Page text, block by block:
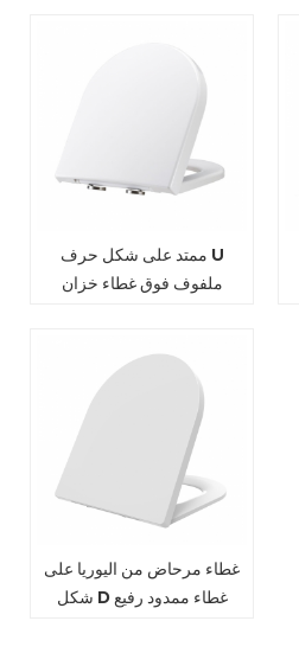
ممتد على شكل حرف U
ملفوف فوق غطاء خزان
غطاء مرحاض من اليوريا على
شكل D غطاء ممدود رفيع